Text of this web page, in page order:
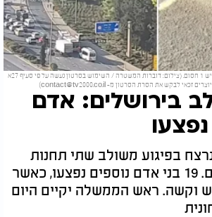
פיגוע בירושלים: פיגוע בצומת רמות כביש 1 חסום. (צילום: דוברות המשטרה / השימוש בסרטון נעשה על פי סעיף 27א
זכאי לבקש את הסרת הסרטון מ-contact@tv2000.co.il
)
בירושלים: אדם
בפיגוע משולב שתי תחנות
אוטובוס בירושלים. 19 בני אדם נוספים נפצעו, כאשר
וקשה. ראש הממשלה יקיים היום